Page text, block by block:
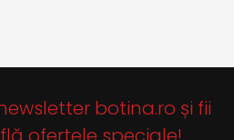
botina.ro și fii